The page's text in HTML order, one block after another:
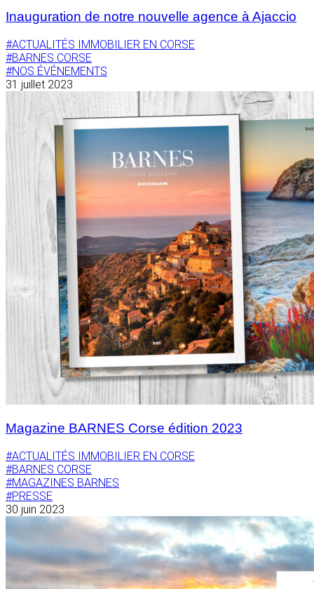
Inauguration de notre nouvelle agence à Ajaccio
#ACTUALITÉS IMMOBILIER EN CORSE
#BARNES CORSE
#NOS ÉVÉNEMENTS
31 juillet 2023
Magazine BARNES Corse édition 2023
#ACTUALITÉS IMMOBILIER EN CORSE
#BARNES CORSE
#MAGAZINES BARNES
#PRESSE
30 juin 2023